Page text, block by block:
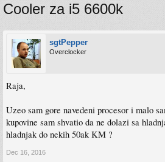
Cooler za i5 6600k
sgtPepper
Overclocker
Raja,
Uzeo sam gore navedeni procesor i malo
kupovine sam shvatio da ne dolazi sa
hladnjak do nekih 50ak KM ?
Dec 16, 2016